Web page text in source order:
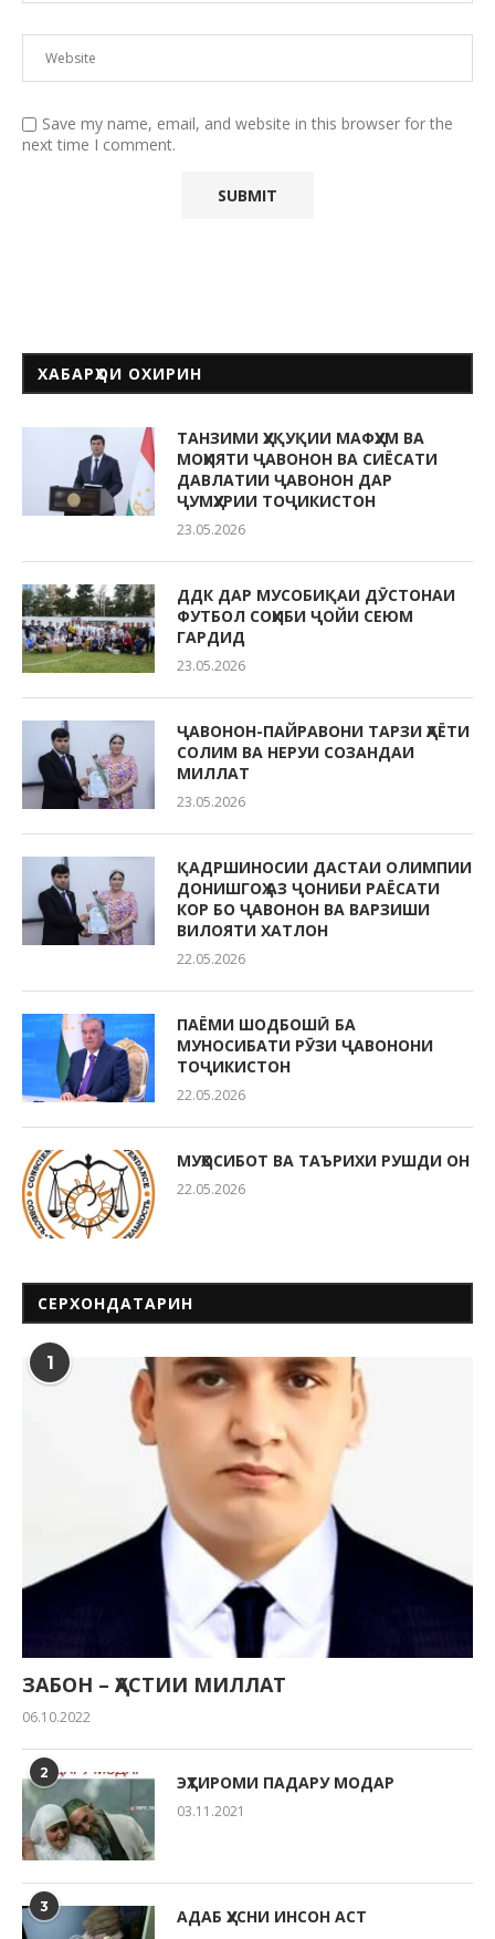
Save my name, email, and website in this browser for the
next time I comment.
ХАБАРҲОИ ОХИРИН
ТАНЗИМИ ҲУҚУҚИИ МАФҲУМ ВА
МОҲИЯТИ ҶАВОНОН ВА СИЁСАТИ
ДАВЛАТИИ ҶАВОНОН ДАР
ҶУМҲУРИИ ТОҶИКИСТОН
23.05.2026
ДДК ДАР МУСОБИҚАИ ДӮСТОНАИ
ФУТБОЛ СОҲИБИ ҶОЙИ СЕЮМ
ГАРДИД
23.05.2026
ҶАВОНОН-ПАЙРАВОНИ ТАРЗИ ҲАЁТИ
СОЛИМ ВА НЕРУИ СОЗАНДАИ
МИЛЛАТ
23.05.2026
ҚАДРШИНОСИИ ДАСТАИ ОЛИМПИИ
ДОНИШГОҲ АЗ ҶОНИБИ РАЁСАТИ
КОР БО ҶАВОНОН ВА ВАРЗИШИ
ВИЛОЯТИ ХАТЛОН
22.05.2026
ПАЁМИ ШОДБОШӢ БА
МУНОСИБАТИ РӮЗИ ҶАВОНОНИ
ТОҶИКИСТОН
22.05.2026
МУҲОСИБОТ ВА ТАЪРИХИ РУШДИ ОН
22.05.2026
СЕРХОНДАТАРИН
1
ЗАБОН – ҲАСТИИ МИЛЛАТ
06.10.2022
2 ЭҲТИРОМИ ПАДАРУ МОДАР
03.11.2021
3 АДАБ ҲУСНИ ИНСОН АСТ